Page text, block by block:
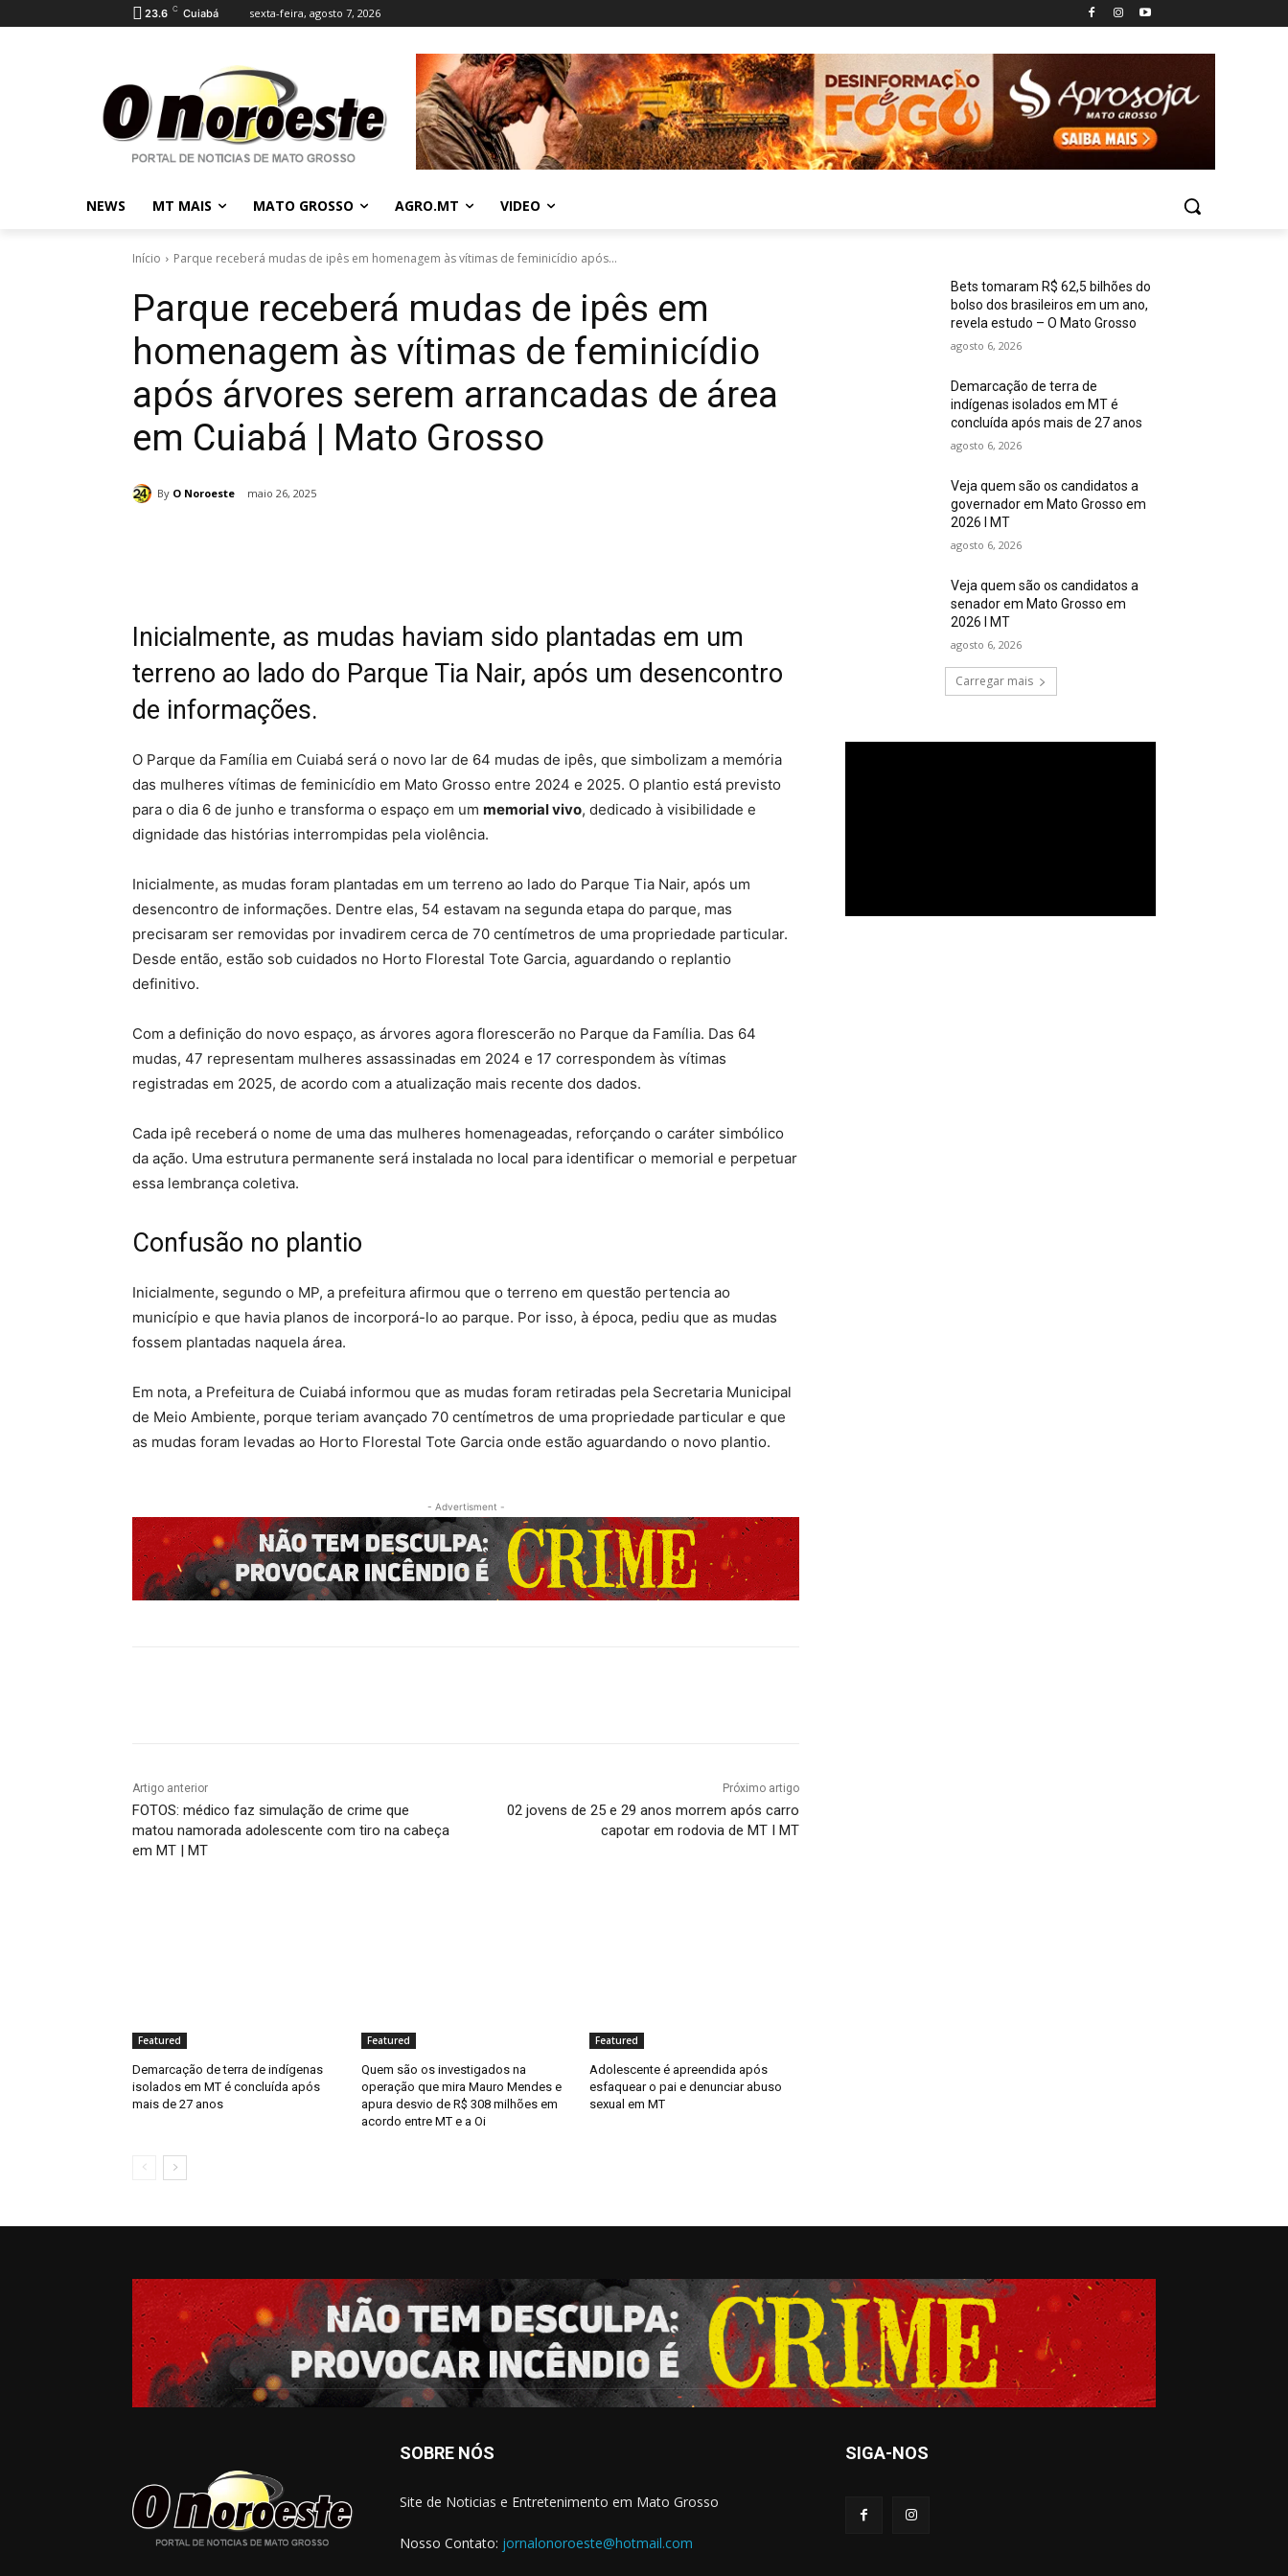
23.6 C Cuiabá sexta-feira, agosto 7, 2026
NEWS MT MAIS MATO GROSSO AGRO.MT VIDEO
Início Parque receberá mudas de ipês em homenagem às vítimas de feminicídio após...
Parque receberá mudas de ipês em
homenagem às vítimas de feminicídio
após árvores serem arrancadas de área
em Cuiabá | Mato Grosso
By O Noroeste maio 26, 2025
Inicialmente, as mudas haviam sido plantadas em um
terreno ao lado do Parque Tia Nair, após um desencontro
de informações.
O Parque da Família em Cuiabá será o novo lar de 64 mudas de ipês, que simbolizam a memória
das mulheres vítimas de feminicídio em Mato Grosso entre 2024 e 2025. O plantio está previsto
para o dia 6 de junho e transforma o espaço em um memorial vivo, dedicado à visibilidade e
dignidade das histórias interrompidas pela violência.
Inicialmente, as mudas foram plantadas em um terreno ao lado do Parque Tia Nair, após um
desencontro de informações. Dentre elas, 54 estavam na segunda etapa do parque, mas
precisaram ser removidas por invadirem cerca de 70 centímetros de uma propriedade particular.
Desde então, estão sob cuidados no Horto Florestal Tote Garcia, aguardando o replantio
definitivo.
Com a definição do novo espaço, as árvores agora florescerão no Parque da Família. Das 64
mudas, 47 representam mulheres assassinadas em 2024 e 17 correspondem às vítimas
registradas em 2025, de acordo com a atualização mais recente dos dados.
Cada ipê receberá o nome de uma das mulheres homenageadas, reforçando o caráter simbólico
da ação. Uma estrutura permanente será instalada no local para identificar o memorial e perpetuar
essa lembrança coletiva.
Confusão no plantio
Inicialmente, segundo o MP, a prefeitura afirmou que o terreno em questão pertencia ao
município e que havia planos de incorporá-lo ao parque. Por isso, à época, pediu que as mudas
fossem plantadas naquela área.
Em nota, a Prefeitura de Cuiabá informou que as mudas foram retiradas pela Secretaria Municipal
de Meio Ambiente, porque teriam avançado 70 centímetros de uma propriedade particular e que
as mudas foram levadas ao Horto Florestal Tote Garcia onde estão aguardando o novo plantio.
- Advertisment -
Artigo anterior
FOTOS: médico faz simulação de crime que
matou namorada adolescente com tiro na cabeça
em MT | MT
Próximo artigo
02 jovens de 25 e 29 anos morrem após carro
capotar em rodovia de MT I MT
Featured
Demarcação de terra de indígenas
isolados em MT é concluída após
mais de 27 anos
Featured
Quem são os investigados na
operação que mira Mauro Mendes e
apura desvio de R$ 308 milhões em
acordo entre MT e a Oi
Featured
Adolescente é apreendida após
esfaquear o pai e denunciar abuso
sexual em MT
Bets tomaram R$ 62,5 bilhões do
bolso dos brasileiros em um ano,
revela estudo – O Mato Grosso
agosto 6, 2026
Demarcação de terra de
indígenas isolados em MT é
concluída após mais de 27 anos
agosto 6, 2026
Veja quem são os candidatos a
governador em Mato Grosso em
2026 I MT
agosto 6, 2026
Veja quem são os candidatos a
senador em Mato Grosso em
2026 I MT
agosto 6, 2026
Carregar mais
SOBRE NÓS
Site de Noticias e Entretenimento em Mato Grosso
Nosso Contato: jornalonoroeste@hotmail.com
SIGA-NOS